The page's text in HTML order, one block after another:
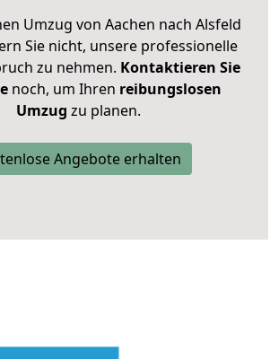
Umzug von Aachen nach Alsfeld
Sie nicht, unsere professionelle
zu nehmen. Kontaktieren Sie
noch, um Ihren reibungslosen
Umzug zu planen.
Angebote erhalten